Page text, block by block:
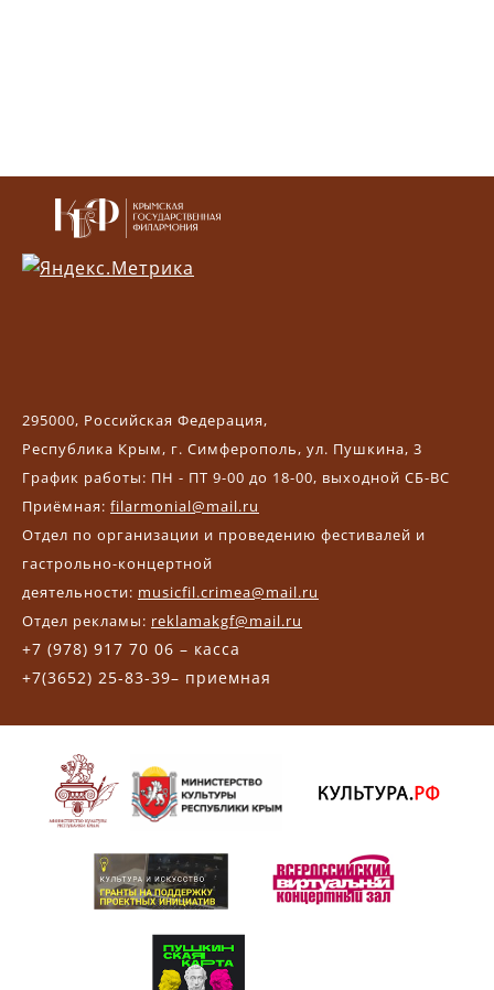
295000, Российская Федерация,
Республика Крым, г. Симферополь, ул. Пушкина, 3
График работы: ПН - ПТ 9-00 до 18-00, выходной СБ-ВС
Приёмная: filarmonial@mail.ru
Отдел по организации и проведению фестивалей и
гастрольно-концертной
деятельности: musicfil.crimea@mail.ru
Отдел рекламы: reklamakgf@mail.ru
+7 (978) 917 70 06 – касса
+7(3652) 25-83-39– приемная